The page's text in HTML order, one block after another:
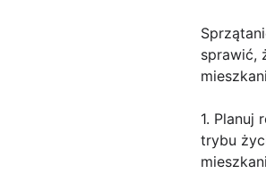
sprawić,
1. Planuj
trybu